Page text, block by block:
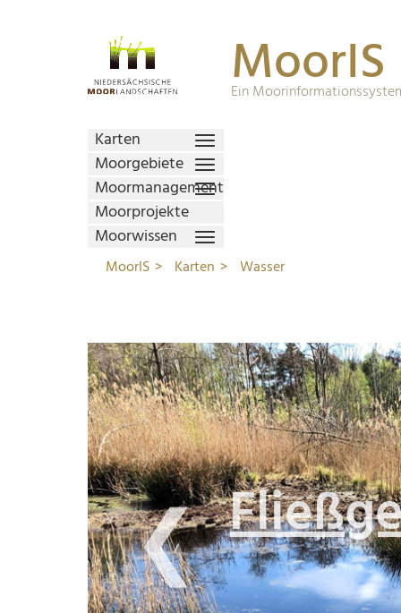
MoorIS
Ein
Karten
Moorgebiete
Moormanagement
Moorprojekte
Moorwissen
MoorIS Karten Wasser
❮